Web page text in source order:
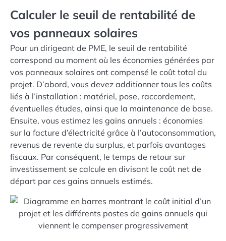
Calculer le seuil de rentabilité de
vos panneaux solaires
Pour un dirigeant de PME, le seuil de rentabilité
correspond au moment où les économies générées par
vos panneaux solaires ont compensé le coût total du
projet. D’abord, vous devez additionner tous les coûts
liés à l’installation : matériel, pose, raccordement,
éventuelles études, ainsi que la maintenance de base.
Ensuite, vous estimez les gains annuels : économies
sur la facture d’électricité grâce à l’autoconsommation,
revenus de revente du surplus, et parfois avantages
fiscaux. Par conséquent, le temps de retour sur
investissement se calcule en divisant le coût net de
départ par ces gains annuels estimés.